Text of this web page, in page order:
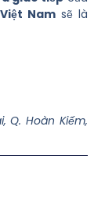
Namsẽ là
Q. Hoàn Kiếm,